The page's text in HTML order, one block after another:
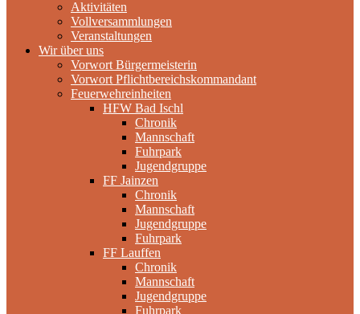
Aktivitäten
Vollversammlungen
Veranstaltungen
Wir über uns
Vorwort Bürgermeisterin
Vorwort Pflichtbereichskommandant
Feuerwehreinheiten
HFW Bad Ischl
Chronik
Mannschaft
Fuhrpark
Jugendgruppe
FF Jainzen
Chronik
Mannschaft
Jugendgruppe
Fuhrpark
FF Lauffen
Chronik
Mannschaft
Jugendgruppe
Fuhrpark